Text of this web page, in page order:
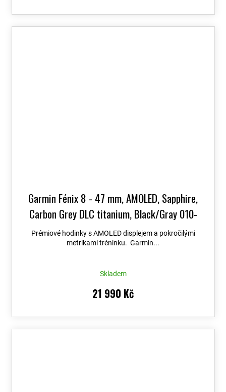
Garmin Fénix 8 - 47 mm, AMOLED, Sapphire,
Carbon Grey DLC titanium, Black/Gray 010-
02904-21+ možnost výměny do 90 dní + Topo
Czech PRO Voucher
Prémiové hodinky s AMOLED displejem a pokročilými
metrikami tréninku. Garmin...
Skladem
21 990 Kč